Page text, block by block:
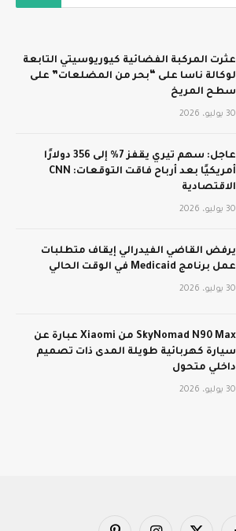
عثرت المركبة الفضائية كيوريوسيتي التابعة
لوكالة ناسا على “بحر من المضلعات” على
سطح المريخ
30 يوليو، 2026
عاجل: سهم تيري يقفز 7% إلى 356 دولارًا
أمريكيًا بعد أرباح فاقت التوقعات: CNN
الاقتصادية
30 يوليو، 2026
يرفض القاضي الفيدرالي إيقاف متطلبات
عمل برنامج Medicaid في الوقت الحالي
30 يوليو، 2026
SkyNomad N90 Max من Xiaomi عبارة عن
سيارة كهربائية طويلة المدى ذات تصميم
داخلي متحول
30 يوليو، 2026